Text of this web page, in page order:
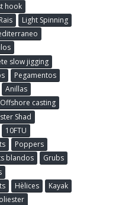
hook
Rais
Light Spinning
slow jigging
Pegamentos
Anillas
Offshore casting
Shad
10FTU
Poppers
blandos
Grubs
Hèlices
Kayak